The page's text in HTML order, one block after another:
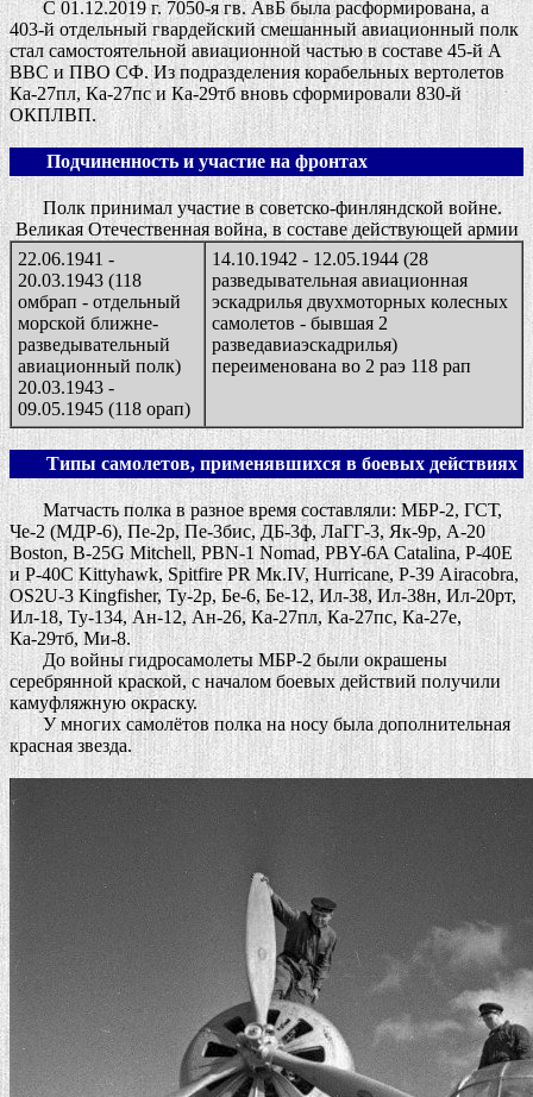
С 01.12.2019 г. 7050-я гв. АвБ была расформирована, а
403-й отдельный гвардейский смешанный авиационный полк
стал самостоятельной авиационной частью в составе 45-й А
ВВС и ПВО СФ. Из подразделения корабельных вертолетов
Ка-27пл, Ка-27пс и Ка-29тб вновь сформировали 830-й
ОКПЛВП.
Подчиненность и участие на фронтах
Полк принимал участие в советско-финляндской войне.
Великая Отечественная война, в составе действующей армии
22.06.1941 -
20.03.1943 (118
омбрап - отдельный
морской ближне-
разведывательный
авиационный полк)
20.03.1943 -
09.05.1945 (118 орап)
14.10.1942 - 12.05.1944 (28
разведывательная авиационная
эскадрилья двухмоторных колесных
самолетов - бывшая 2
разведавиаэскадрилья)
переименована во 2 раэ 118 рап
Типы самолетов, применявшихся в боевых действиях
Матчасть полка в разное время составляли: МБР-2, ГСТ,
Че-2 (МДР-6), Пе-2р, Пе-3бис, ДБ-3ф, ЛаГГ-3, Як-9р, А-20
Boston, B-25G Mitchell, PBN-1 Nomad, PBY-6A Catalina, Р-40Е
и Р-40С Kittyhawk, Spitfire PR Мк.IV, Hurricane, Р-39 Airacobra,
OS2U-3 Kingfisher, Ту-2р, Бе-6, Бе-12, Ил-38, Ил-38н, Ил-20рт,
Ил-18, Ту-134, Ан-12, Ан-26, Ка-27пл, Ка-27пс, Ка-27е,
Ка-29тб, Ми-8.
До войны гидросамолеты МБР-2 были окрашены
серебрянной краской, с началом боевых действий получили
камуфляжную окраску.
У многих самолётов полка на носу была дополнительная
красная звезда.